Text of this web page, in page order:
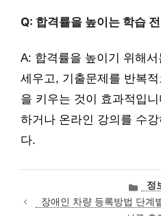
Q: 합격률을 높이는 학습
A: 합격률을 높이기 위해
세우고, 기출문제를 반복
을 키우는 것이 효과적입
하거나 온라인 강의를 수
다.
카
테
고
정
장애인 차량 등록방법 단계